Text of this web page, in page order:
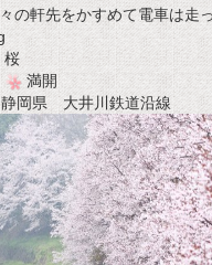
の軒先をかすめて電車は走
桜
満開
岡県 大井川鉄道沿線